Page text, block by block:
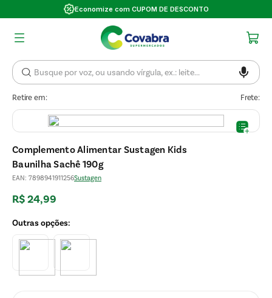
Economize com CUPOM DE DESCONTO
Retire em: Frete:
Complemento Alimentar Sustagen Kids
Baunilha Sachê 190g
EAN: 7898941911256Sustagen
R$24,99